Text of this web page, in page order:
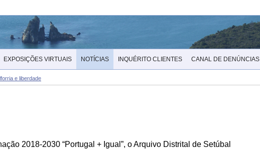
EXPOSIÇÕES VIRTUAIS NOTÍCIAS INQUÉRITO CLIENTES CANAL DE DENÚNCIAS
e liberdade
2018-2030 “Portugal + Igual”, o Arquivo Distrital de Setúbal